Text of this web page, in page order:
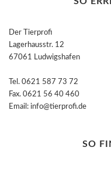
Der Tierprofi
Lagerhausstr. 12
67061 Ludwigshafen
Tel. 0621 587 73 72
Fax. 0621 56 40 460
Email: info@tierprofi.de
SO